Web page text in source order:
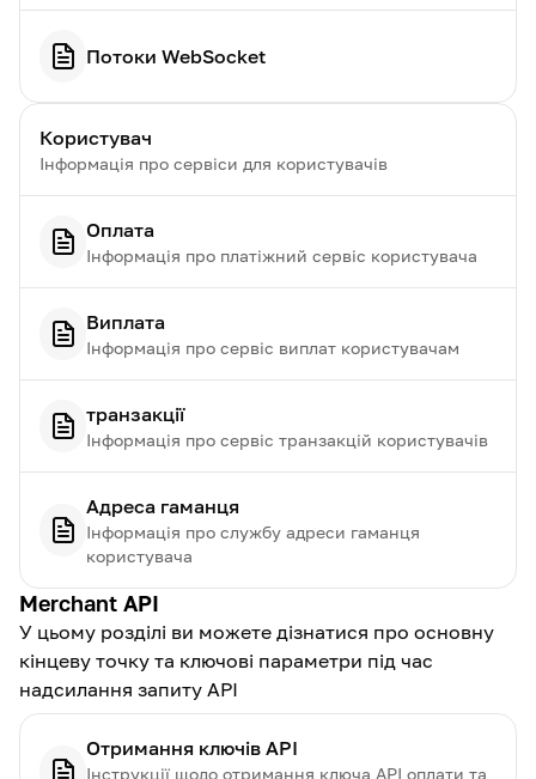
Потоки WebSocket
Користувач
Інформація про сервіси для користувачів
Оплата
Інформація про платіжний сервіс користувача
Виплата
Інформація про сервіс виплат користувачам
транзакції
Інформація про сервіс транзакцій користувачів
Адреса гаманця
Інформація про службу адреси гаманця
користувача
Merchant API
У цьому розділі ви можете дізнатися про основну
кінцеву точку та ключові параметри під час
надсилання запиту API
Отримання ключів API
Інструкції щодо отримання ключа API оплати та